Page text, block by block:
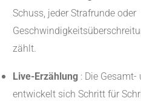
Schuss, jeder Strafrunde oder
zählt.
Live-Erzählung : Die
entwickelt sich Schritt für